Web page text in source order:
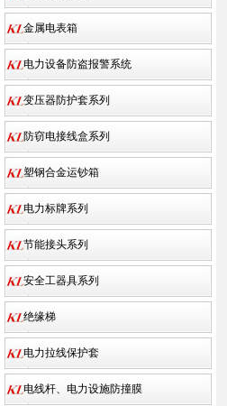
金属电表箱
电力设备防盗报警系统
变压器防护套系列
防窃电接线盒系列
塑钢合金运钞箱
电力标牌系列
节能接头系列
安全工器具系列
绝缘梯
电力拉线保护套
电线杆、电力设施防撞膜